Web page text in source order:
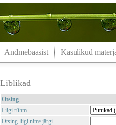
Andmebaasist Kasulikud
Liblikad
Otsing
Liigi rühm
Otsing liigi nime järgi